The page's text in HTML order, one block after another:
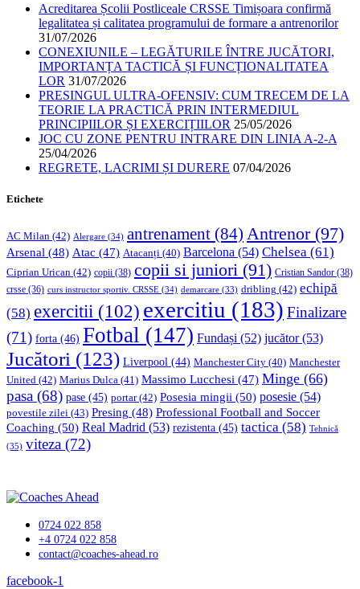
Acreditarea Școlii Postliceale CRSSE Timișoara confirmă
legalitatea și calitatea programului de formare a antrenorilor
31/07/2026
CONEXIUNILE – LEGĂTURILE ÎNTRE JUCĂTORI,
IMPORTANȚA TACTICĂ ȘI FUNCȚIONALITATEA
LOR 31/07/2026
PRESINGUL ULTRA-OFENSIV: CUM TRECEM DE LA
TEORIE LA PRACTICĂ PRIN INTERMEDIUL
PRINCIPIILOR ȘI EXERCIȚIILOR 25/05/2026
JOC CU ZONE PENTRU INTRARE DIN LINIA A-2-A
25/04/2026
REGRETE, LACRIMI ȘI DURERE 07/04/2026
Etichete
AC Milan (42) Alergare (34) antrenament (84) Antrenor(97)
Arsenal (48) Atac (47) Atacanți (40) Barcelona (54) Chelsea (61)
Ciprian Urican (42) copii (38) copii si juniori (91) Cristian Sandor (38)
crsse (36) curs instructor sportiv. CRSSE (34) demarcare (33) dribling (42) echipă
(58) exercitii (102) exercitiu (183) Finalizare
(71) forta (46) Fotbal (147) Fundași (52) jucător(53)
Jucători (123) Liverpool (44) Manchester City (40) Manchester
United (42) Marius Dulca (41) Massimo Lucchesi (47) Minge (66)
pasa (68) pase (45) portar(42) Posesia mingii (50) posesie (54)
povestile zilei (43) Presing (48) Professional Football and Soccer
Coaching (50) Real Madrid (53) rezistenta (45) tactica (58) Tehnică
(35) viteza (72)
0724 022 858
+4 0724 022 858
contact@coaches-ahead.ro
facebook-1